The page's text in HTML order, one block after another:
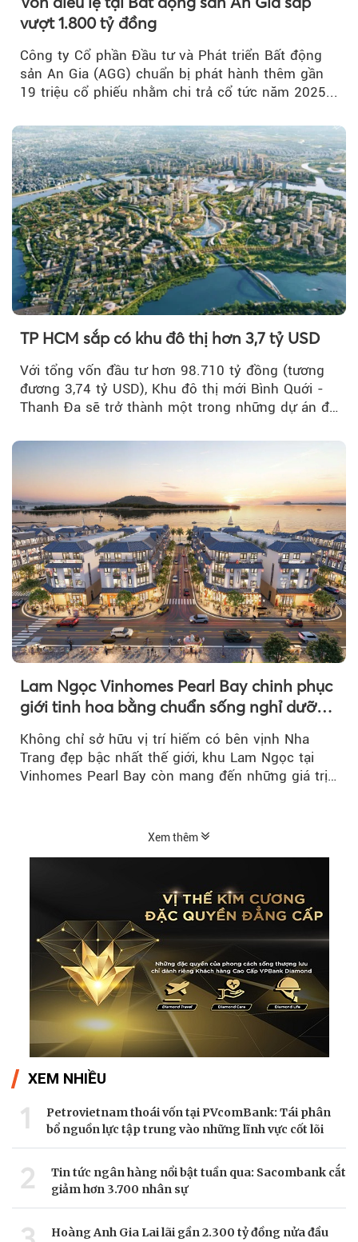
vượt 1.800 tỷ đồng
Công ty Cổ phần Đầu tư và Phát triển Bất động
sản An Gia (AGG) chuẩn bị phát hành thêm gần
19 triệu cổ phiếu nhằm chi trả cổ tức năm 2025...
TP HCM sắp có khu đô thị hơn 3,7 tỷ USD
Với tổng vốn đầu tư hơn 98.710 tỷ đồng (tương
đương 3,74 tỷ USD), Khu đô thị mới Bình Quới -
Thanh Đa sẽ trở thành một trong những dự án đô
Lam Ngọc Vinhomes Pearl Bay chinh phục
giới tinh hoa bằng chuẩn sống nghỉ dưỡng
ven biển riêng tư, tiện nghi
Không chỉ sở hữu vị trí hiếm có bên vịnh Nha
Trang đẹp bậc nhất thế giới, khu Lam Ngọc tại
Vinhomes Pearl Bay còn mang đến những giá trị
Xem thêm
XEM NHIỀU
1
Petrovietnam thoái vốn tại PVcomBank: Tái phân
bổ nguồn lực tập trung vào những lĩnh vực cốt lõi
2
Tin tức ngân hàng nổi bật tuần qua: Sacombank cắt
giảm hơn 3.700 nhân sự
Hoàng Anh Gia Lai lãi gần 2.300 tỷ đồng nửa đầu